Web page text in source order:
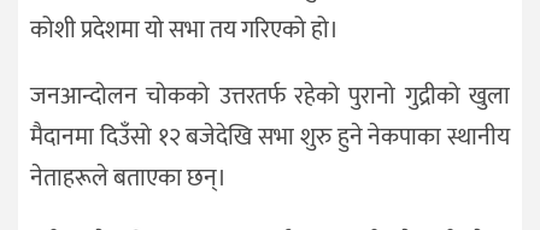
कोशी प्रदेशमा यो सभा तय गरिएको हो।
जनआन्दोलन चोकको उत्तरतर्फ रहेको पुरानो गुद्रीको खुला
मैदानमा दिउँसो १२ बजेदेखि सभा शुरु हुने नेकपाका स्थानीय
नेताहरूले बताएका छन्।